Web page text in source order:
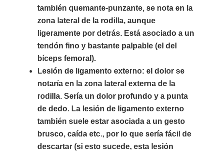
también quemante-punzante, se nota en la
zona lateral de la rodilla, aunque
ligeramente por detrás. Está asociado a un
tendón fino y bastante palpable (el del
bíceps femoral).
Lesión de ligamento externo: el dolor se
notaría en la zona lateral externa de la
rodilla. Sería un dolor profundo y a punta
de dedo. La lesión de ligamento externo
también suele estar asociada a un gesto
brusco, caída etc., por lo que sería fácil de
descartar (si esto sucede, esta lesión